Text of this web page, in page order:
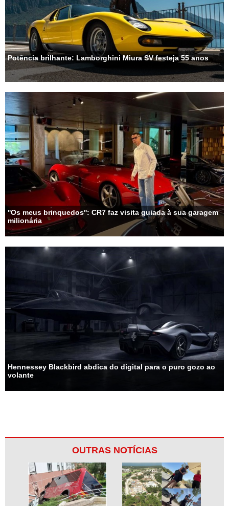
Potência brilhante: Lamborghini Miura SV festeja 55 anos
''Os meus brinquedos'': CR7 faz visita guiada à sua garagem
milionária
Hennessey Blackbird abdica do digital para o puro gozo ao
volante
OUTRAS NOTÍCIAS